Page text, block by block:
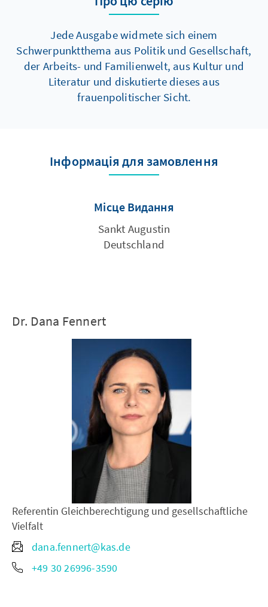
Jede Ausgabe widmete sich einem
Schwerpunktthema aus Politik und Gesellschaft,
der Arbeits- und Familienwelt, aus Kultur und
Literatur und diskutierte dieses aus
frauenpolitischer Sicht.
Інформація для замовлення
Місце Видання
Sankt Augustin
Deutschland
Dr. Dana Fennert
Referentin Gleichberechtigung und gesellschaftliche
Vielfalt
dana.fennert@kas.de
+49 30 26996-3590